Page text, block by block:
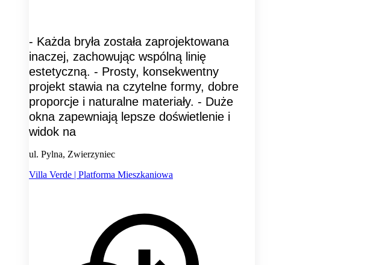
- Każda bryła została zaprojektowana
inaczej, zachowując wspólną linię
estetyczną. - Prosty, konsekwentny
projekt stawia na czytelne formy, dobre
proporcje i naturalne materiały. - Duże
okna zapewniają lepsze doświetlenie i
widok na
ul. Pylna, Zwierzyniec
Villa Verde | Platforma Mieszkaniowa